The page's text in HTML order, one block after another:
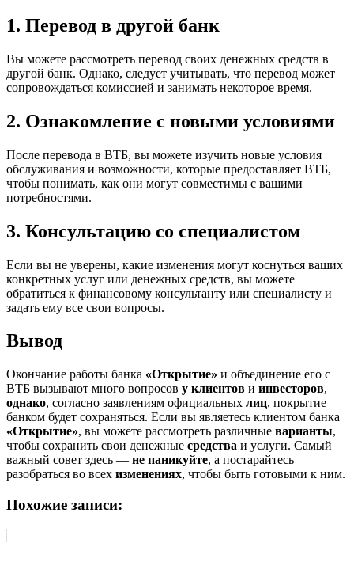
1. Перевод в другой банк
Вы можете рассмотреть перевод своих денежных средств в
другой банк. Однако, следует учитывать, что перевод может
сопровождаться комиссией и занимать некоторое время.
2. Ознакомление с новыми условиями
После перевода в ВТБ, вы можете изучить новые условия
обслуживания и возможности, которые предоставляет ВТБ,
чтобы понимать, как они могут совместимы с вашими
потребностями.
3. Консультацию со специалистом
Если вы не уверены, какие изменения могут коснуться ваших
конкретных услуг или денежных средств, вы можете
обратиться к финансовому консультанту или специалисту и
задать ему все свои вопросы.
Вывод
Окончание работы банка «Открытие» и объединение его с
ВТБ вызывают много вопросов у клиентов и инвесторов,
однако, согласно заявлениям официальных лиц, покрытие
банком будет сохраняться. Если вы являетесь клиентом банка
«Открытие», вы можете рассмотреть различные варианты,
чтобы сохранить свои денежные средства и услуги. Самый
важный совет здесь — не паникуйте, а постарайтесь
разобраться во всех изменениях, чтобы быть готовыми к ним.
Похожие записи: